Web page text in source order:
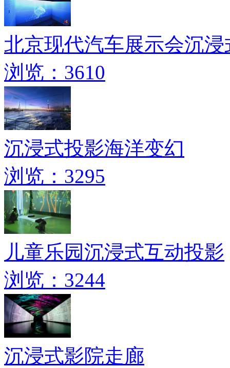
北京现代汽车展示会沉浸
浏览：3610
沉浸式投影海洋变幻
浏览：3295
儿童乐园沉浸式互动投影
浏览：3244
沉浸式影院走廊